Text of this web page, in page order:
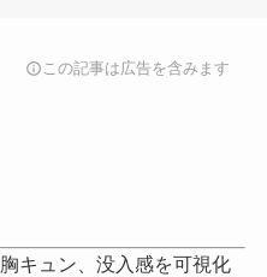
infoこの記事は広告を含みます
キュン、没入感を可視化